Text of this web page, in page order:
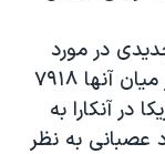
در مورد
سیاست خارجی آمریکا منتشر کرده که در میان آنها ۷۹۱۸
در آنکارا به
عصبانی به نظر